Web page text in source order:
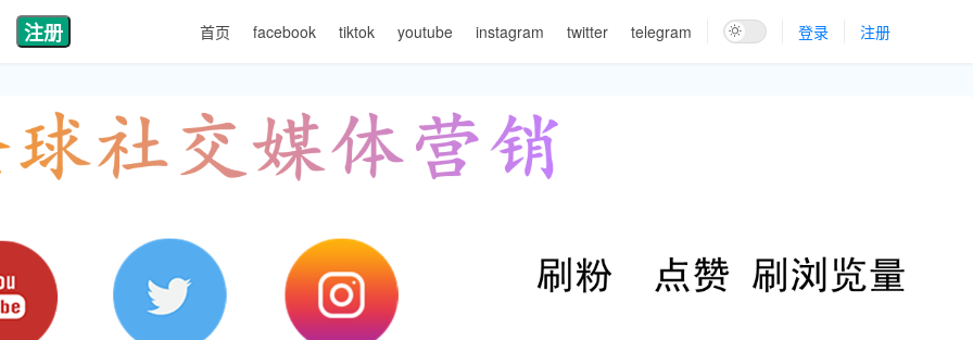
注册 首页 facebook tiktok youtube instagram twitter telegram 登录 注册